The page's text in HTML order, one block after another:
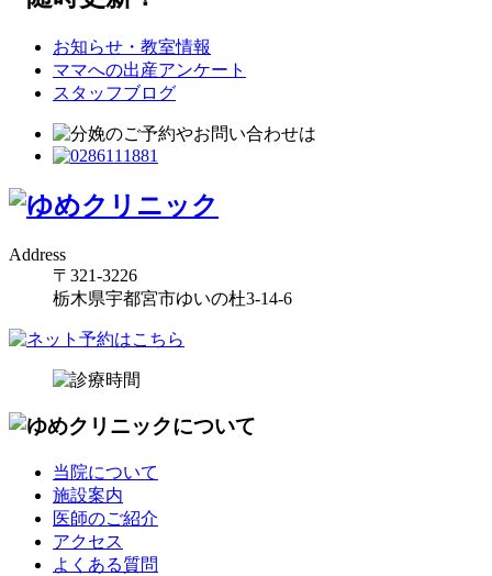
お知らせ・教室情報
ママへの出産アンケート
スタッフブログ
Address
〒321-3226
栃木県宇都宮市ゆいの杜3-14-6
当院について
施設案内
医師のご紹介
アクセス
よくある質問